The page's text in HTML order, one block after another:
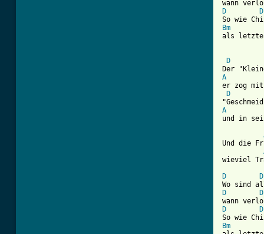
D
Bm
als letzter
D
A
er zog mit
D
A
Und die
wieviel
D
D
D
Bm